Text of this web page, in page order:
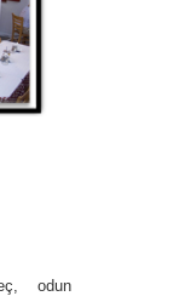
odun